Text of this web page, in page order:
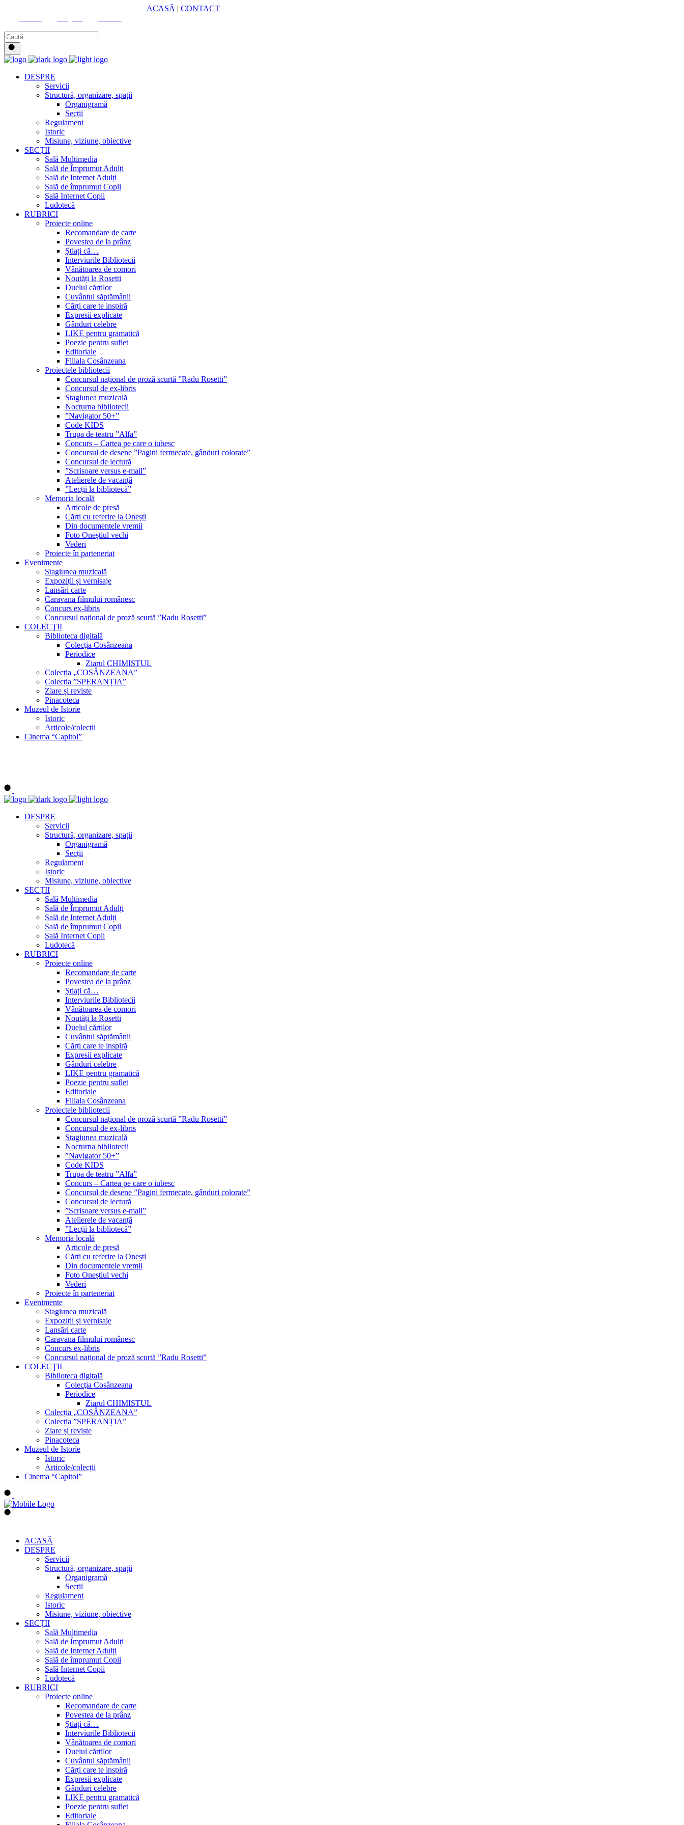
ACASĂ | CONTACT
DESPRE
Servicii
Structură, organizare, spații
Organigramă
Secții
Regulament
Istoric
Misiune, viziune, obiective
SECȚII
Sală Multimedia
Sală de Împrumut Adulți
Sală de Internet Adulți
Sală de împrumut Copii
Sală Internet Copii
Ludotecă
RUBRICI
Proiecte online
Recomandare de carte
Povestea de la prânz
Știați că…
Interviurile Bibliotecii
Vânătoarea de comori
Noutăți la Rosetti
Duelul cărților
Cuvântul săptămânii
Cărți care te inspiră
Expresii explicate
Gânduri celebre
LIKE pentru gramatică
Poezie pentru suflet
Editoriale
Filiala Cosânzeana
Proiectele bibliotecii
Concursul național de proză scurtă ”Radu Rosetti”
Concursul de ex-libris
Stagiunea muzicală
Nocturna bibliotecii
”Navigator 50+”
Code KIDS
Trupa de teatru ”Alfa”
Concurs – Cartea pe care o iubesc
Concursul de desene ”Pagini fermecate, gânduri colorate”
Concursul de lectură
”Scrisoare versus e-mail”
Atelierele de vacanță
”Lecții la bibliotecă”
Memoria locală
Articole de presă
Cărți cu referire la Onești
Din documentele vremii
Foto Oneștiul vechi
Vederi
Proiecte în parteneriat
Evenimente
Stagiunea muzicală
Expoziții și vernisaje
Lansări carte
Caravana filmului românesc
Concurs ex-libris
Concursul național de proză scurtă ”Radu Rosetti”
COLECŢII
Biblioteca digitală
Colecţia Cosânzeana
Periodice
Ziarul CHIMISTUL
Colecția „COSÂNZEANA”
Colecția ”SPERANȚIA”
Ziare și reviste
Pinacoteca
Muzeul de Istorie
Istoric
Articole/colecții
Cinema “Capitol”
DESPRE
Servicii
Structură, organizare, spații
Organigramă
Secții
Regulament
Istoric
Misiune, viziune, obiective
SECȚII
Sală Multimedia
Sală de Împrumut Adulți
Sală de Internet Adulți
Sală de împrumut Copii
Sală Internet Copii
Ludotecă
RUBRICI
Proiecte online
Recomandare de carte
Povestea de la prânz
Știați că…
Interviurile Bibliotecii
Vânătoarea de comori
Noutăți la Rosetti
Duelul cărților
Cuvântul săptămânii
Cărți care te inspiră
Expresii explicate
Gânduri celebre
LIKE pentru gramatică
Poezie pentru suflet
Editoriale
Filiala Cosânzeana
Proiectele bibliotecii
Concursul național de proză scurtă ”Radu Rosetti”
Concursul de ex-libris
Stagiunea muzicală
Nocturna bibliotecii
”Navigator 50+”
Code KIDS
Trupa de teatru ”Alfa”
Concurs – Cartea pe care o iubesc
Concursul de desene ”Pagini fermecate, gânduri colorate”
Concursul de lectură
”Scrisoare versus e-mail”
Atelierele de vacanță
”Lecții la bibliotecă”
Memoria locală
Articole de presă
Cărți cu referire la Onești
Din documentele vremii
Foto Oneștiul vechi
Vederi
Proiecte în parteneriat
Evenimente
Stagiunea muzicală
Expoziții și vernisaje
Lansări carte
Caravana filmului românesc
Concurs ex-libris
Concursul național de proză scurtă ”Radu Rosetti”
COLECŢII
Biblioteca digitală
Colecţia Cosânzeana
Periodice
Ziarul CHIMISTUL
Colecția „COSÂNZEANA”
Colecția ”SPERANȚIA”
Ziare și reviste
Pinacoteca
Muzeul de Istorie
Istoric
Articole/colecții
Cinema “Capitol”
ACASĂ
DESPRE
Servicii
Structură, organizare, spații
Organigramă
Secții
Regulament
Istoric
Misiune, viziune, obiective
SECȚII
Sală Multimedia
Sală de Împrumut Adulți
Sală de Internet Adulți
Sală de împrumut Copii
Sală Internet Copii
Ludotecă
RUBRICI
Proiecte online
Recomandare de carte
Povestea de la prânz
Știați că…
Interviurile Bibliotecii
Vânătoarea de comori
Duelul cărților
Cuvântul săptămânii
Cărți care te inspiră
Expresii explicate
Gânduri celebre
LIKE pentru gramatică
Poezie pentru suflet
Editoriale